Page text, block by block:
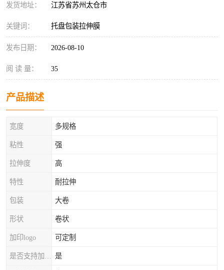
发货地址： 江苏省苏州太仓市
关键词： 托盘包装拉伸膜
发布日期： 2026-08-10
阅 读 量： 35
产品描述
宽度 多规格
粘性 强
拉伸度 高
特性 耐拉伸
包装 大卷
形状 卷状
加印logo 可定制
是